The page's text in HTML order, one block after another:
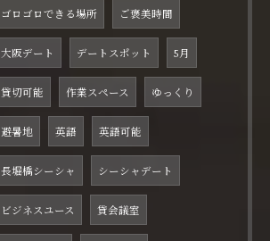
ゴロゴロできる場所 ご褒美時間
大阪デート デートスポット 5月
貸切可能 作業スペース ゆっくり
避暑地 英語 英語可能
長堀橋シーシャ シーシャデート
ビジネスユース 貸会議室